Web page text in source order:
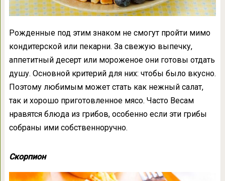
Рожденные под этим знаком не смогут пройти мимо
кондитерской или пекарни. За свежую выпечку,
аппетитный десерт или мороженое они готовы отдать
душу. Основной критерий для них: чтобы было вкусно.
Поэтому любимым может стать как нежный салат,
так и хорошо приготовленное мясо. Часто Весам
нравятся блюда из грибов, особенно если эти грибы
собраны ими собственноручно.
Скорпион